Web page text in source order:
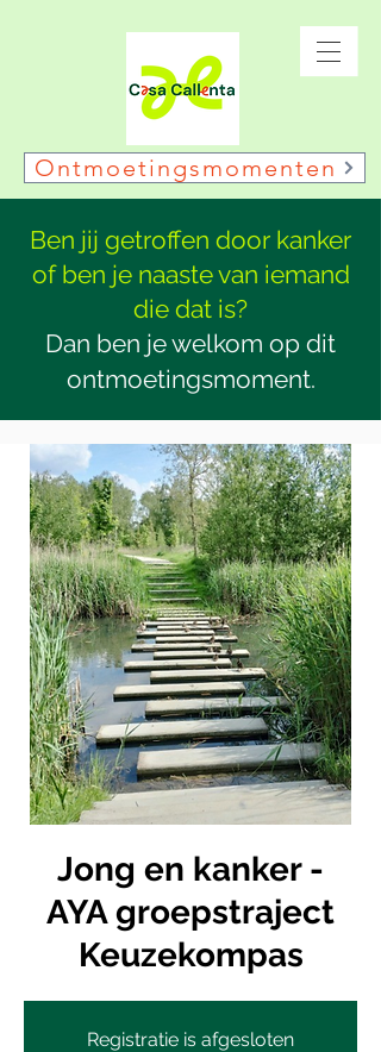
Ontmoetingsmomenten
Ben jij getroffen door kanker
of ben je naaste van iemand
die dat is?
Dan ben je welkom op dit
ontmoetingsmoment.
Jong en kanker -
AYA groepstraject
Keuzekompas
Registratie is afgesloten